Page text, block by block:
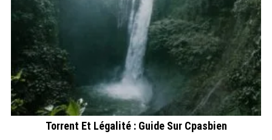
Torrent Et Légalité : Guide Sur Cpasbien